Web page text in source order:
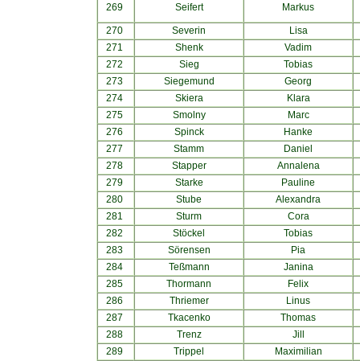
269
Seifert Markus
270 Severin
Lisa
271
Shenk
Vadim
272
Sieg
Tobias
273
Siegemund
Georg
274
Skiera
Klara
275
Smolny
Marc
276
Spinck
Hanke
277
Stamm
Daniel
278
Stapper
Annalena
279
Starke
Pauline
280
Stube
Alexandra
281
Sturm
Cora
282
Stöckel
Tobias
283
Sörensen
Pia
284
Teßmann
Janina
285
Thormann
Felix
286
Thriemer
Linus
287
Tkacenko
Thomas
288
Trenz
Jill
289
Trippel
Maximilian